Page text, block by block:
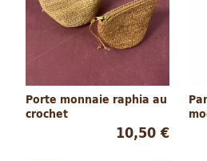
Porte monnaie raphia au
crochet
10,50 €